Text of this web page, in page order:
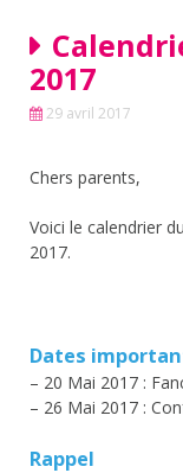
2017
29 avril 2017
Chers parents,
Voici le calendrier
2017.
Dates
– 20 Mai 2017 :
– 26 Mai 2017 :
Rappel